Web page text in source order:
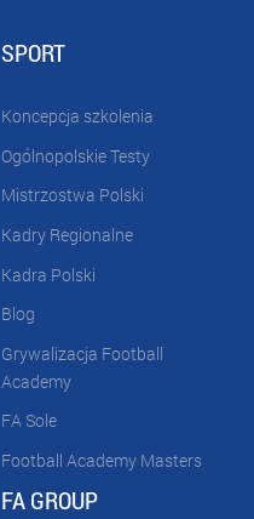
SPORT
Koncepcja szkolenia
Ogólnopolskie Testy
Mistrzostwa Polski
Kadry Regionalne
Kadra Polski
Blog
Grywalizacja Football
Academy
FA Sole
Football Academy Masters
FA GROUP